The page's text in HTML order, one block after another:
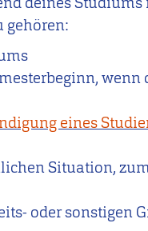
gehören:
eines
Situation,
oder sonstigen